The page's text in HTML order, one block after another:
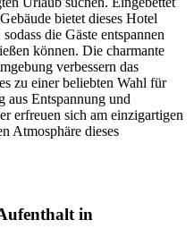
bietet dieses Hotel
die Gäste entspannen
können. Die charmante
verbessern das
zu einer beliebten Wahl für
aus Entspannung und
erfreuen sich am einzigartigen
Atmosphäre dieses
in